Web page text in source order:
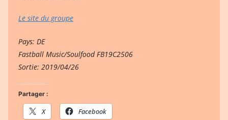
Le site du groupe
Pays: DE
Fastball Music/Soulfood FB19C2506
Sortie: 2019/04/26
Partager :
X Facebook